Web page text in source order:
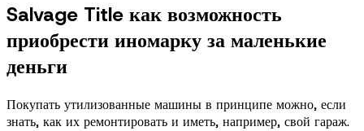
Salvage Title как возможность
приобрести иномарку за маленькие
деньги
Покупать утилизованные машины в принципе можно, если
знать, как их ремонтировать и иметь, например, свой гараж.